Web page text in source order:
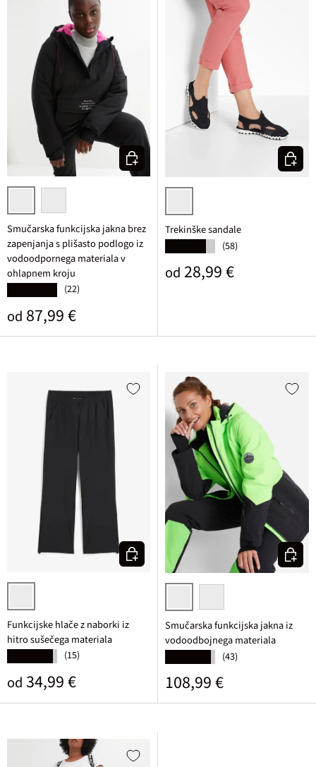
črna sivo zelena
Smučarska funkcijska jakna brez
zapenjanja s plišasto podlogo iz
vodoodpornega materiala v
ohlapnem kroju
(22)
Običajna cena
od 87,99 €
Izberi varianto
črna/bela
Trekinške sandale
(58)
Običajna cena
od 28,99 €
Izberi
črna
Funkcijske hlače z naborki iz
hitro sušečega materiala
(15)
Običajna cena
od 34,99 €
Izberi varianto
zelena neonska/črna
magnolija/črna
Smučarska funkcijska jakna iz
vodoodbojnega materiala
(43)
Običajna cena
108,99 €
Izberi